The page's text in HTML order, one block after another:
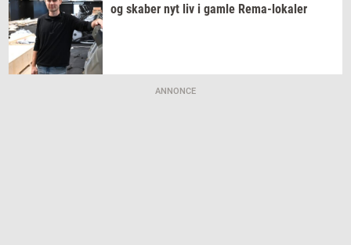
og ska­ber nyt liv i gamle Rema-​lokaler
ANNONCE